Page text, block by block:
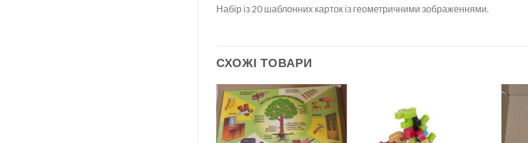
Набір із 20 шаблонних карток із геометричними зображеннями.
СХОЖІ ТОВАРИ